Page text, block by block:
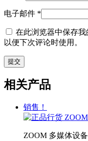
电子邮件 *
在此浏览器中保存我
以便下次评论时使用。
相关产品
销售！
ZOOM 多媒体设备